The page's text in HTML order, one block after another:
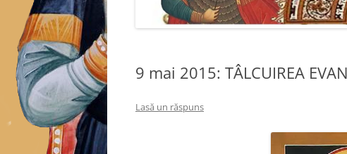
9 mai 2015: TÂLCUIREA
Lasă un răspuns